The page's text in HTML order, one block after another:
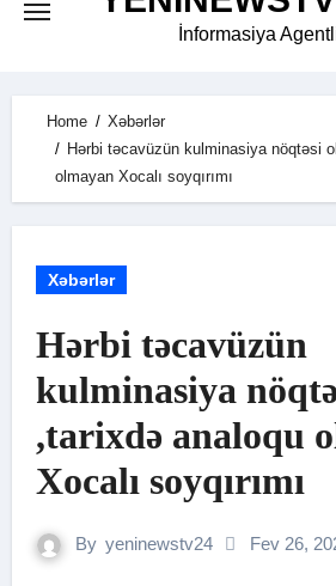
İnformasiya
Home
Xəbərlər
Hərbi təcavüzün kulminasiya nöqtəsi
olmayan Xocalı soyqırımı
Xəbərlər
Hərbi təcavüzün
kulminasiya
,tarixdə analoqu
Xocalı soyqırımı
By yeninewstv24 Fev 26,